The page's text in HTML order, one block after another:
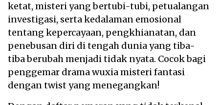
ketat, misteri yang bertubi-tubi, petualangan
investigasi, serta kedalaman emosional
tentang kepercayaan, pengkhianatan, dan
penebusan diri di tengah dunia yang tiba-
tiba berubah menjadi tidak nyata. Cocok bagi
penggemar drama wuxia misteri fantasi
dengan twist yang menegangkan!